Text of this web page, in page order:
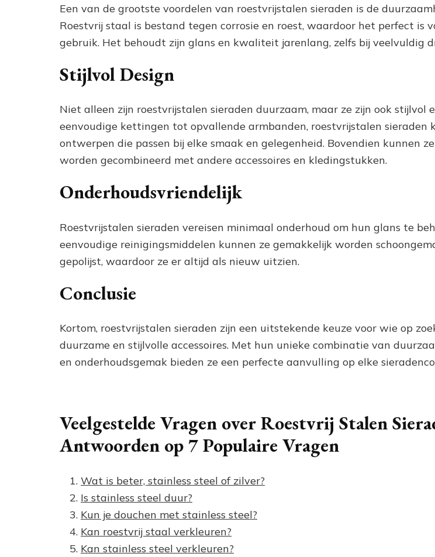
Een van de grootste voordelen van roestvrijstalen sieraden is de
Roestvrij staal is bestand tegen corrosie en roest, waardoor het perfect is
gebruik. Het behoudt zijn glans en kwaliteit jarenlang, zelfs bij veelvuldig
Stijlvol Design
Niet alleen zijn roestvrijstalen sieraden duurzaam, maar ze zijn ook stijlvol
eenvoudige kettingen tot opvallende armbanden, roestvrijstalen sieraden
ontwerpen die passen bij elke smaak en gelegenheid. Bovendien kunnen
worden gecombineerd met andere accessoires en kledingstukken.
Onderhoudsvriendelijk
Roestvrijstalen sieraden vereisen minimaal onderhoud om hun glans te
eenvoudige reinigingsmiddelen kunnen ze gemakkelijk worden
gepolijst, waardoor ze er altijd als nieuw uitzien.
Conclusie
Kortom, roestvrijstalen sieraden zijn een uitstekende keuze voor wie op
duurzame en stijlvolle accessoires. Met hun unieke combinatie van
en onderhoudsgemak bieden ze een perfecte aanvulling op elke
Veelgestelde Vragen over Roestvrij Stalen
Antwoorden op 7 Populaire Vragen
Wat is beter, stainless steel of zilver?
Is stainless steel duur?
Kun je douchen met stainless steel?
Kan roestvrij staal verkleuren?
Kan stainless steel verkleuren?